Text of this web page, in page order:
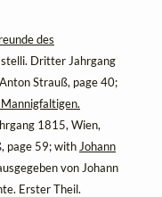
des
Dritter Jahrgang
Strauß, page 40;
1815, Wien,
page 59; with Johann
von Johann
Erster Theil.